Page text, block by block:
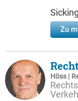
Zu
Höss |